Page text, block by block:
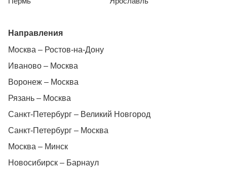
Направления
Москва – Ростов-на-Дону
Иваново – Москва
Воронеж – Москва
Рязань – Москва
Санкт-Петербург – Великий Новгород
Санкт-Петербург – Москва
Москва – Минск
Новосибирск – Барнаул